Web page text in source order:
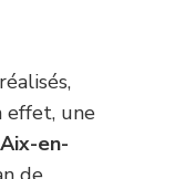
effet, une
en-